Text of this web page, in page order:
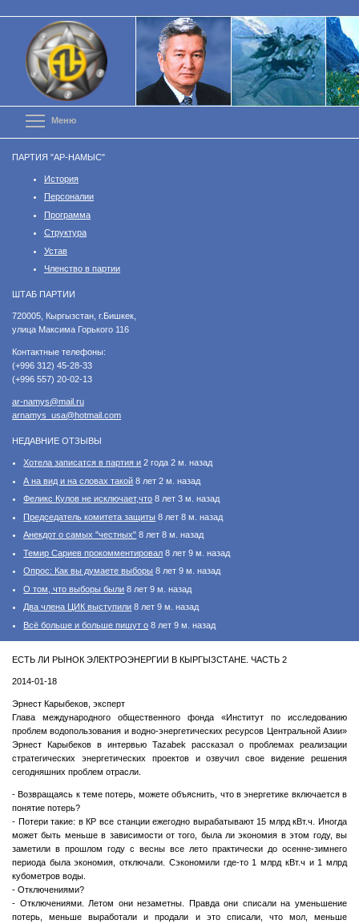
к
основному
содержанию
Меню
ПАРТИЯ "АР-НАМЫС"
История
Персоналии
Программа
Структура
Устав
Членство в партии
ШТАБ ПАРТИИ
​720005, Кыргызстан, г.Бишкек,
улица Максима Горького 116
Контактные телефоны:
(+996 312) 45-28-33
(+996 557) 20-02-13
ar-namys@mail.ru
arnamys_usa@hotmail.com
НЕДАВНИЕ ОТЗЫВЫ
Хотела записатся в партия и 2 года 2 м. назад
А на вид и на словах такой 8 лет 2 м. назад
Феликс Кулов не исключает,что 8 лет 3 м. назад
Председатель комитета защиты 8 лет 8 м. назад
Анекдот о самых "честных" 8 лет 8 м. назад
Темир Сариев прокомментировал 8 лет 9 м. назад
Опрос: Как вы думаете выборы 8 лет 9 м. назад
О том, что выборы были 8 лет 9 м. назад
Два члена ЦИК выступили 8 лет 9 м. назад
Всё больше и больше пишут о 8 лет 9 м. назад
ЕСТЬ ЛИ РЫНОК ЭЛЕКТРОЭНЕРГИИ В КЫРГЫЗСТАНЕ. ЧАСТЬ 2
2014-01-18
Эрнест Карыбеков, эксперт
Глава международного общественного фонда «Институт по исследованию
проблем водопользования и водно-энергетических ресурсов Центральной Азии»
Эрнест Карыбеков в интервью Tazabek рассказал о проблемах реализации
стратегических энергетических проектов и озвучил свое видение решения
сегодняшних проблем отрасли.
- Возвращаясь к теме потерь, можете объяснить, что в энергетике включается в
понятие потерь?
- Потери такие: в КР все станции ежегодно вырабатывают 15 млрд кВт.ч. Иногда
может быть меньше в зависимости от того, была ли экономия в этом году, вы
заметили в прошлом году с весны все лето практически до осенне-зимнего
периода была экономия, отключали. Сэкономили где-то 1 млрд кВт.ч и 1 млрд
кубометров воды.
- Отключениями?
- Отключениями. Летом они незаметны. Правда они списали на уменьшение
потерь, меньше выработали и продали и это списали, что мол, меньше